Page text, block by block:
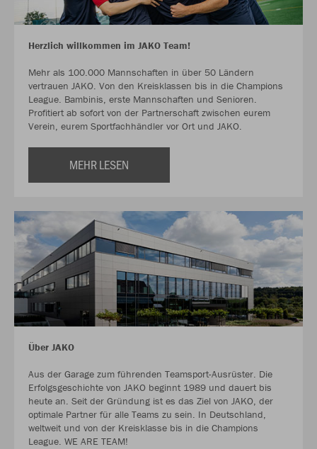
Herzlich willkommen im JAKO Team!
Mehr als 100.000 Mannschaften in über 50 Ländern
vertrauen JAKO. Von den Kreisklassen bis in die Champions
League. Bambinis, erste Mannschaften und Senioren.
Profitiert ab sofort von der Partnerschaft zwischen eurem
Verein, eurem Sportfachhändler vor Ort und JAKO.
MEHR LESEN
Über JAKO
Aus der Garage zum führenden Teamsport-Ausrüster. Die
Erfolgsgeschichte von JAKO beginnt 1989 und dauert bis
heute an. Seit der Gründung ist es das Ziel von JAKO, der
optimale Partner für alle Teams zu sein. In Deutschland,
weltweit und von der Kreisklasse bis in die Champions
League. WE ARE TEAM!